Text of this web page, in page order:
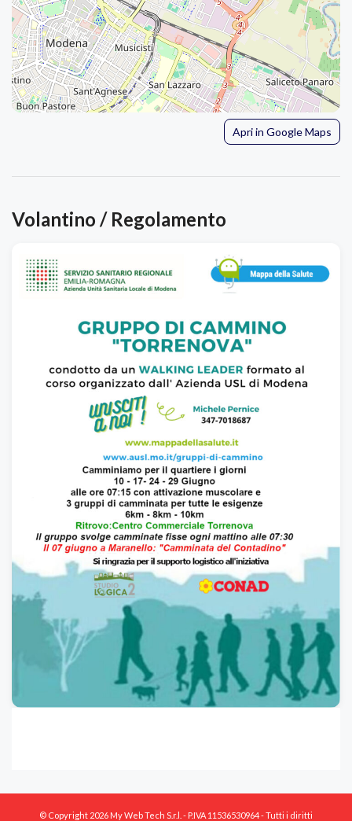
Apri in Google Maps
Volantino / Regolamento
© Copyright 2026 My Web Tech S.r.l. - P.IVA 11536530964 - Tutti i diritti